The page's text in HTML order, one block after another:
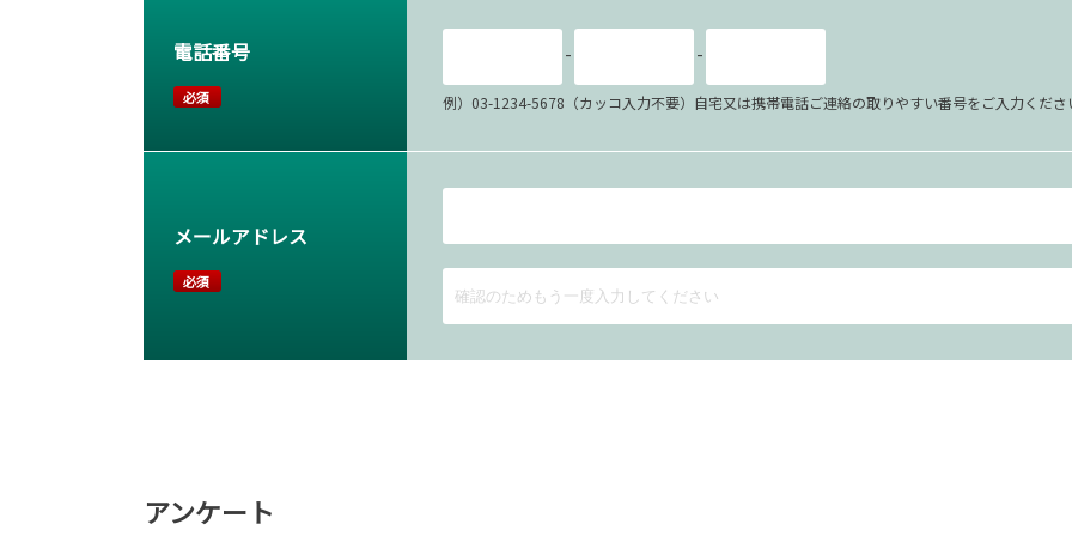
電話番号
必須
- -
例）03-1234-5678（カッコ入力不要）自宅又は携帯電話ご連絡の取りやすい番号をご入力くださ
メールアドレス
必須
アンケート